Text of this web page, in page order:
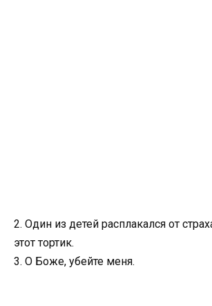
2. Один из детей расплакался от
этот тортик.
3. О Боже, убейте меня.